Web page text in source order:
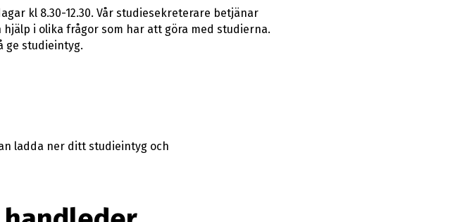
kl 8.30-12.30. Vår studiesekreterare betjänar
hjälp i olika frågor som har att göra med studierna.
ge studieintyg.
ladda ner ditt studieintyg och